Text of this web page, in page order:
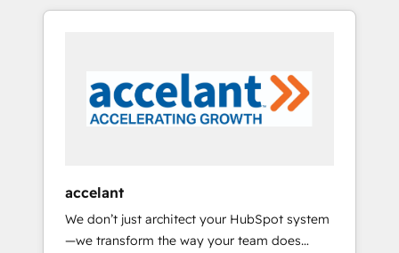
CRM..? Migrate | seamlessly off your old CRM
our in-house "HubScrub" Tool.
HubSpot into a genuine growth engine.
5 partners worldwide, and with over 15 years
in the ecosystem, Huble has built a track
record that speaks for itself. One company,
Singapore, and South Africa. Certified
compliant with ISO/IEC 27001:2022 and ISO
9001:2015 across all seven international
accelant
We don’t just architect your HubSpot system
—we transform the way your team does